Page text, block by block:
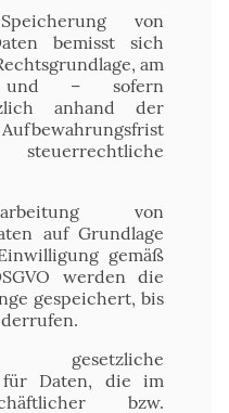
von
bemisst sich
am
und – sofern
anhand der
von
auf Grundlage
gemäß
werden die
gespeichert, bis
für Daten, die im
bzw.